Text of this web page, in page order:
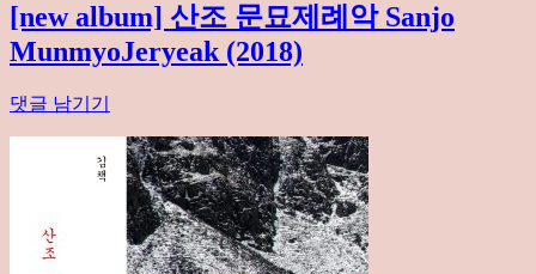
[new album] 산조 문묘제례악 Sanjo
MunmyoJeryeak (2018)
댓글 남기기